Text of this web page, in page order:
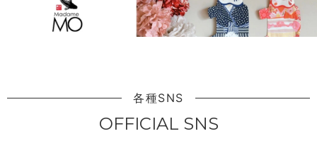
各種SNS
OFFICIAL SNS